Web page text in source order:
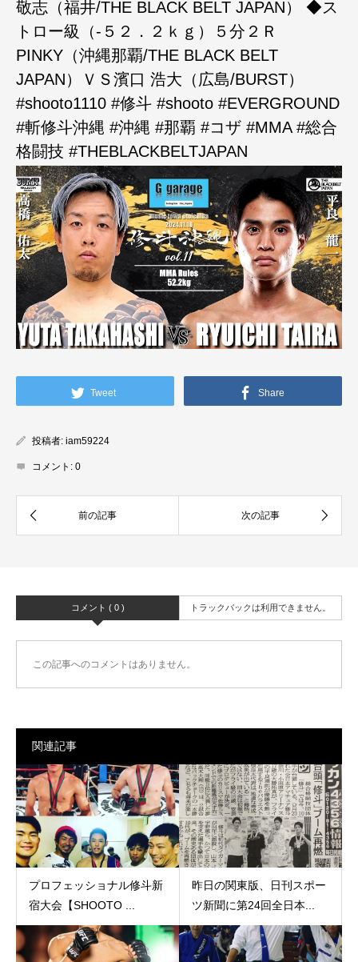
敬志（福井/THE BLACK BELT JAPAN） ◆ス
トロー級（-５２．２ｋｇ）５分２Ｒ
PINKY（沖縄那覇/THE BLACK BELT
JAPAN）ＶＳ濱口 浩大（広島/BURST）
#shooto1110 #修斗 #shooto #EVERGROUND
#斬修斗沖縄 #沖縄 #那覇 #コザ #MMA #総合
格闘技 #THEBLACKBELTJAPAN
Tweet Share
投稿者: iam59224
コメント: 0
コメント ( 0 ) トラックバックは利用できません。
この記事へのコメントはありません。
関連記事
プロフェッショナル修斗新
宿大会【SHOOTO ...
昨日の関東版、日刊スポー
ツ新聞に第24回全日本...